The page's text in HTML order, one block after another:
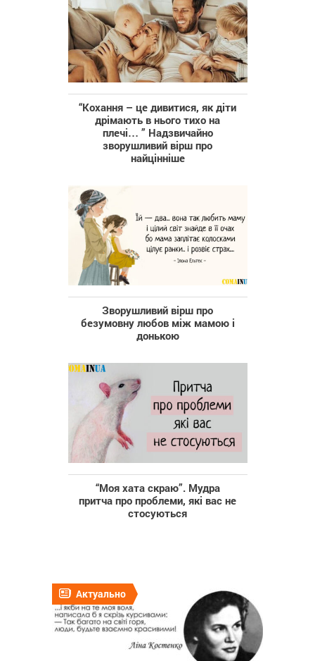
“Кохання – це дивитися, як діти
дрімають в нього тихо на
плечі… ” Надзвичайно
зворушливий вірш про
найцінніше
Зворушливий вірш про
безумовну любов між мамою і
донькою
“Моя хата скраю”. Мудра
притча про проблеми, які вас не
стосуються
Актуально